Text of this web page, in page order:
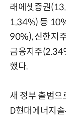
래에셋증권
1.34%) 등
90%), 신한지
금융지주
했다.
새 정부 출범
D현대에너지